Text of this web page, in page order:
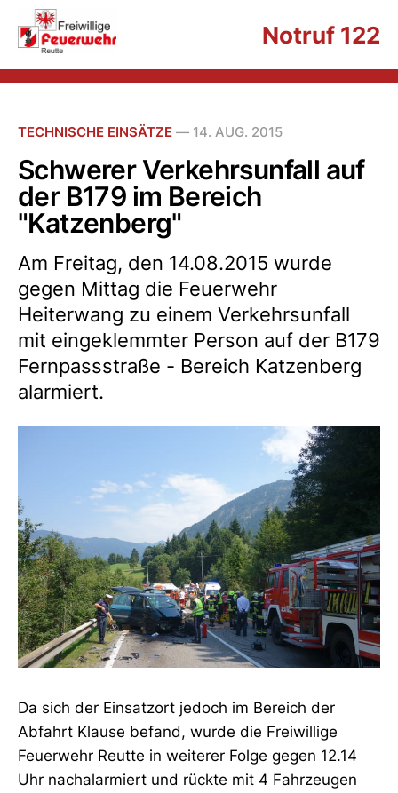
Notruf 122
TECHNISCHE EINSÄTZE — 14. AUG. 2015
Schwerer Verkehrsunfall auf
der B179 im Bereich
"Katzenberg"
Am Freitag, den 14.08.2015 wurde
gegen Mittag die Feuerwehr
Heiterwang zu einem Verkehrsunfall
mit eingeklemmter Person auf der B179
Fernpassstraße - Bereich Katzenberg
alarmiert.
Da sich der Einsatzort jedoch im Bereich der
Abfahrt Klause befand, wurde die Freiwillige
Feuerwehr Reutte in weiterer Folge gegen 12.14
Uhr nachalarmiert und rückte mit 4 Fahrzeugen